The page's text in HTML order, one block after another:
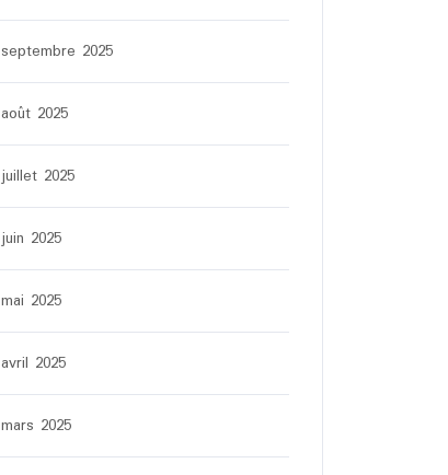
septembre 2025
août 2025
juillet 2025
juin 2025
mai 2025
avril 2025
mars 2025